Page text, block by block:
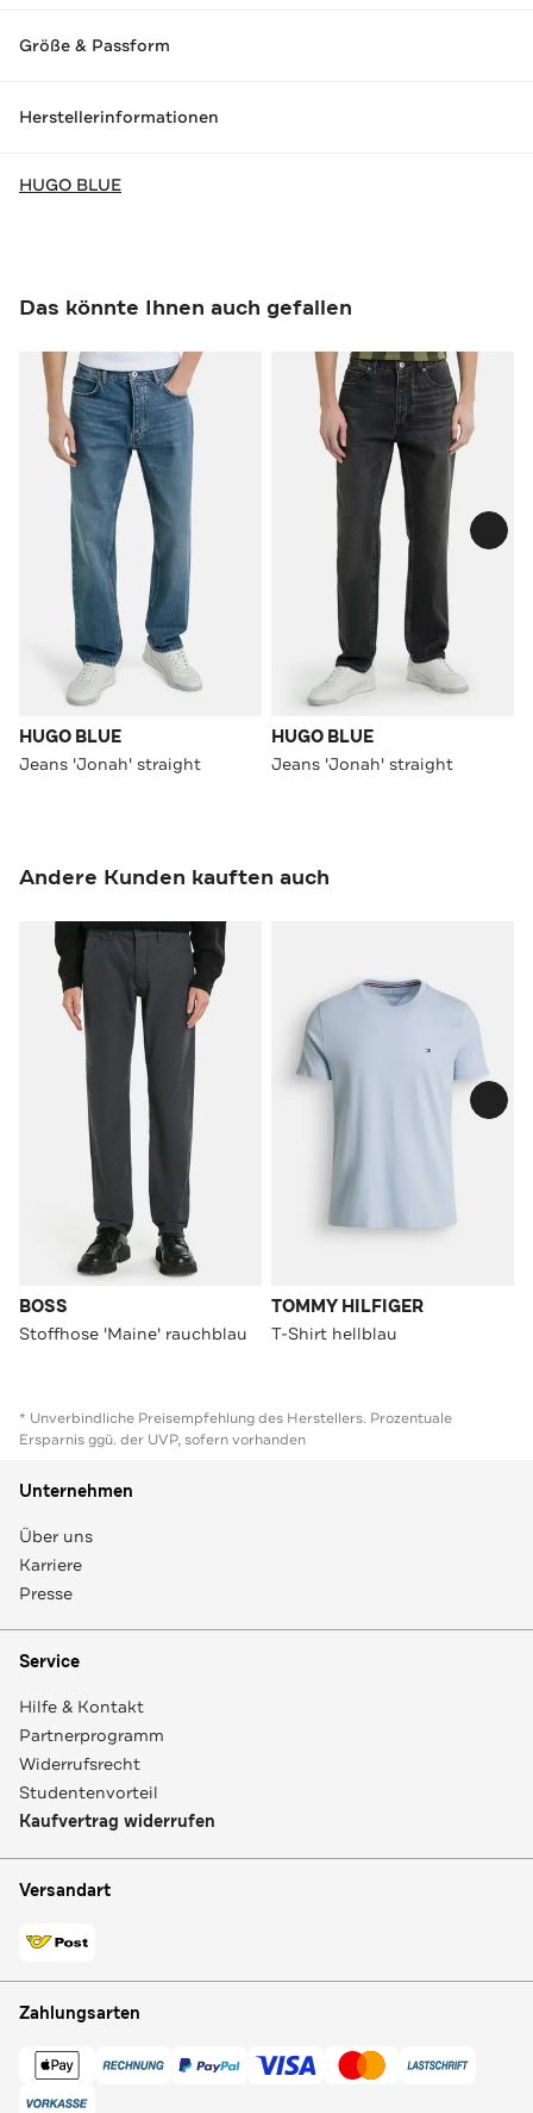
Größe & Passform
Herstellerinformationen
HUGO BLUE
Das könnte Ihnen auch gefallen
HUGO BLUE
Jeans 'Jonah' straight
HUGO BLUE
Jeans 'Jonah' straight
Andere Kunden kauften auch
BOSS
Stoffhose 'Maine' rauchblau
TOMMY HILFIGER
T-Shirt hellblau
* Unverbindliche Preisempfehlung des Herstellers. Prozentuale
Ersparnis ggü. der UVP, sofern vorhanden
Unternehmen
Über uns
Karriere
Presse
Service
Hilfe & Kontakt
Partnerprogramm
Widerrufsrecht
Studentenvorteil
Kaufvertrag widerrufen
Versandart
Zahlungsarten